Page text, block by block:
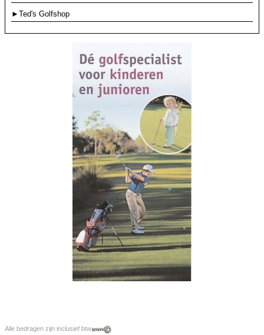
►Ted's Golfshop
Alle bedragen zijn inclusief btw